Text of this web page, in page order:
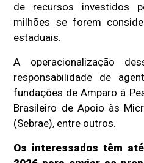
de recursos investidos
milhões se forem
estaduais.
A operacionalização
responsabilidade de
fundações de Amparo à
Brasileiro de Apoio às
(Sebrae), entre outros.
Os interessados têm